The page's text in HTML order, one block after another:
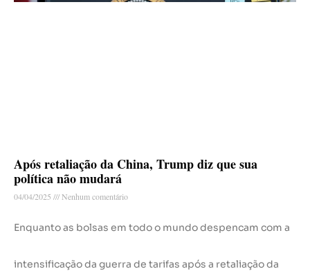
Após retaliação da China, Trump diz que sua
política não mudará
04/04/2025 Nenhum comentário
Enquanto as bolsas em todo o mundo despencam com a
intensificação da guerra de tarifas após a retaliação da